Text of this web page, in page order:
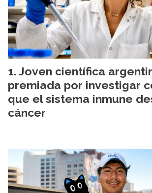
Joven científica
premiada por investigar
que el sistema inmune
cáncer